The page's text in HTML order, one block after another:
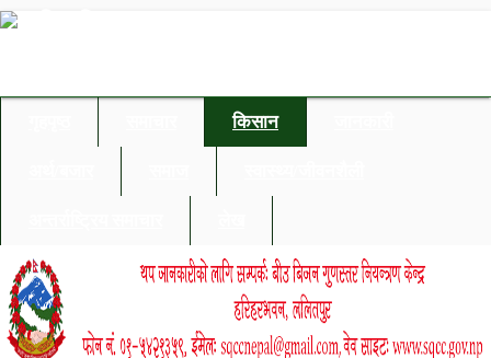
किसान